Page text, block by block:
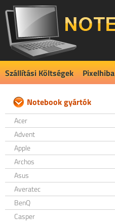
Szállítási Költségek Pixelhiba
Notebook gyártók
Acer
Advent
Apple
Archos
Asus
Averatec
BenQ
Casper